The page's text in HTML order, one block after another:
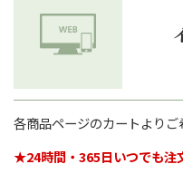
お問い合わせ
特定商取引法に基づく
プライバシーポリシー
各商品ページのカートよりご
★24時間・365日いつでも注